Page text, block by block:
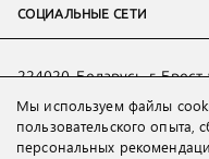
СОЦИАЛЬНЫЕ СЕТИ
224020, Беларусь, г.
Тел:+7 993 398 36 60(
Тел:+375 29 205 80 10(
Email:ved@lakbi.com
Мы используем файлы
пользовательского опыта,
персональных